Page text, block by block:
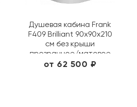
Душевая кабина Frank
F409 Brilliant 90х90х210
см без крыши
прозрачное/матовое
156009/ 20079
от 62 500 ₽